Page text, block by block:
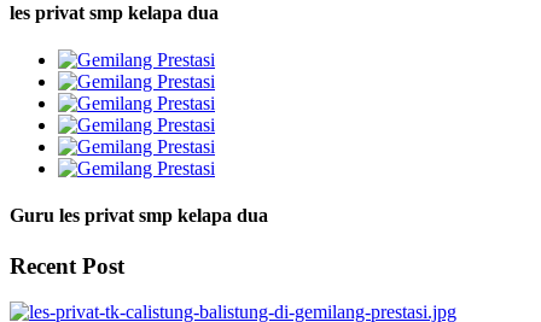
les privat smp kelapa dua
Guru les privat smp kelapa dua
Recent Post